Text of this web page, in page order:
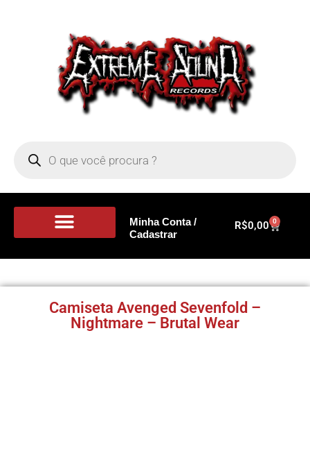
Minha Conta /
Cadastrar
R$0,00 0
Camiseta Avenged Sevenfold –
Nightmare – Brutal Wear